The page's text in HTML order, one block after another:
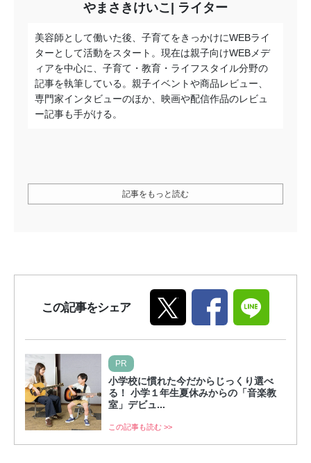
やまさきけいこ ライター
美容師として働いた後、子育てをきっかけにWEBライ
ターとして活動をスタート。現在は親子向けWEBメデ
ィアを中心に、子育て・教育・ライフスタイル分野の
記事を執筆している。親子イベントや商品レビュー、
専門家インタビューのほか、映画や配信作品のレビュ
ー記事も手がける。
記事をもっと読む
この記事をシェア
PR
小学校に慣れた今だからじっくり選べ
る！ 小学１年生夏休みからの「音楽教
室」デビュ...
この記事も読む >>